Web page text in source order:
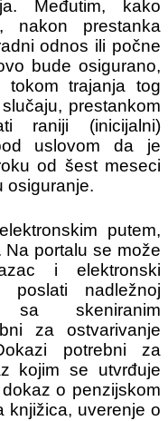
Međutim, kako
nakon prestanka
odnos ili počne
bude osigurano,
trajanja tog
prestankom
raniji (inicijalni)
uslovom da je
od šest meseci
osiguranje.
putem,
Na portalu se može
i elektronski
nadležnoj
sa skeniranim
za ostvarivanje
potrebni za
kojim se utvrđuje
o penzijskom
knjižica, uverenje o